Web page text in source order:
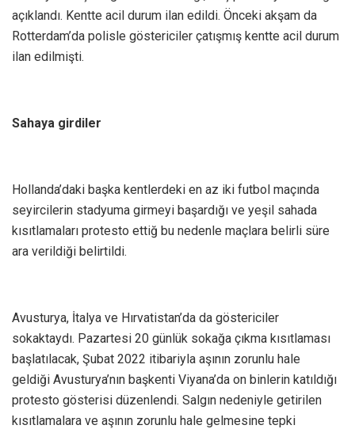
açıklandı. Kentte acil durum ilan edildi. Önceki akşam da
Rotterdam’da polisle göstericiler çatışmış kentte acil durum
ilan edilmişti.
Sahaya girdiler
Hollanda’daki başka kentlerdeki en az iki futbol maçında
seyircilerin stadyuma girmeyi başardığı ve yeşil sahada
kısıtlamaları protesto ettiğ bu nedenle maçlara belirli süre
ara verildiği belirtildi.
Avusturya, İtalya ve Hırvatistan’da da göstericiler
sokaktaydı. Pazartesi 20 günlük sokağa çıkma kısıtlaması
başlatılacak, Şubat 2022 itibariyla aşının zorunlu hale
geldiği Avusturya’nın başkenti Viyana’da on binlerin katıldığı
protesto gösterisi düzenlendi. Salgın nedeniyle getirilen
kısıtlamalara ve aşının zorunlu hale gelmesine tepki